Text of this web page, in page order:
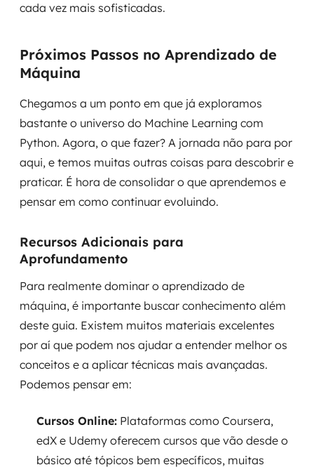
cada vez mais sofisticadas.
Próximos Passos no Aprendizado de
Máquina
Chegamos a um ponto em que já exploramos
bastante o universo do Machine Learning com
Python. Agora, o que fazer? A jornada não para por
aqui, e temos muitas outras coisas para descobrir e
praticar. É hora de consolidar o que aprendemos e
pensar em como continuar evoluindo.
Recursos Adicionais para
Aprofundamento
Para realmente dominar o aprendizado de
máquina, é importante buscar conhecimento além
deste guia. Existem muitos materiais excelentes
por aí que podem nos ajudar a entender melhor os
conceitos e a aplicar técnicas mais avançadas.
Podemos pensar em:
Cursos Online: Plataformas como Coursera,
edX e Udemy oferecem cursos que vão desde o
básico até tópicos bem específicos, muitas